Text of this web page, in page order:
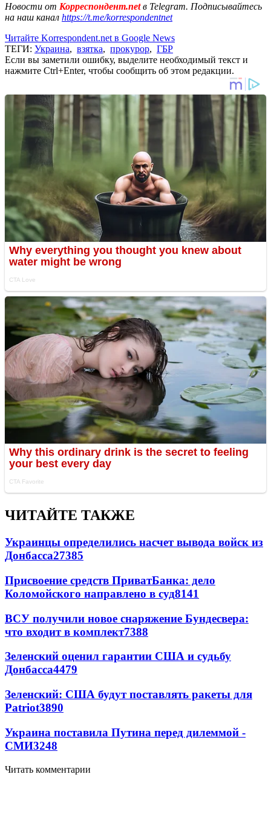
Новости от Корреспондент.netв Telegram. Подписывайтесь
на наш канал https://t.me/korrespondentnet
Читайте Korrespondent.net в Google News
ТЕГИ: Украина, взятка, прокурор, ГБР
Если вы заметили ошибку, выделите необходимый текст и
нажмите Ctrl+Enter, чтобы сообщить об этом редакции.
ЧИТАЙТЕ ТАКЖЕ
Украинцы определились насчет вывода войск из
Донбасса27385
Присвоение средств ПриватБанка: дело
Коломойского направлено в суд8141
ВСУ получили новое снаряжение Бундесвера:
что входит в комплект7388
Зеленский оценил гарантии США и судьбу
Донбасса4479
Зеленский: США будут поставлять ракеты для
Patriot3890
Украина поставила Путина перед дилеммой -
СМИ3248
Читать комментарии